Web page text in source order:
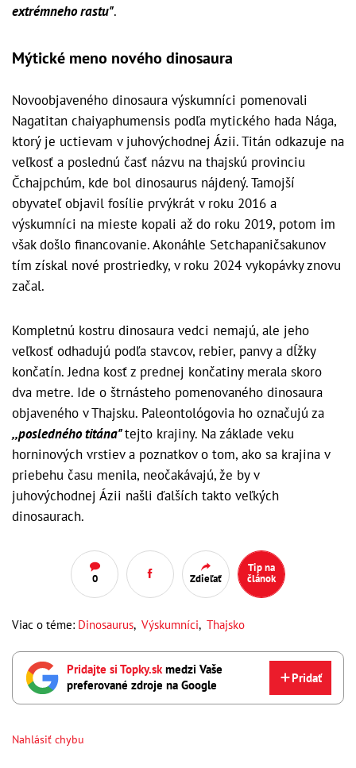
extrémneho rastu".
Mýtické meno nového dinosaura
Novoobjaveného dinosaura výskumníci pomenovali
Nagatitan chaiyaphumensis podľa mytického hada Nága,
ktorý je uctievam v juhovýchodnej Ázii. Titán odkazuje na
veľkosť a poslednú časť názvu na thajskú provinciu
Čchajpchúm, kde bol dinosaurus nájdený. Tamojší
obyvateľ objavil fosílie prvýkrát v roku 2016 a
výskumníci na mieste kopali až do roku 2019, potom im
však došlo financovanie. Akonáhle Setchapaničsakunov
tím získal nové prostriedky, v roku 2024 vykopávky znovu
začal.
Kompletnú kostru dinosaura vedci nemajú, ale jeho
veľkosť odhadujú podľa stavcov, rebier, panvy a dĺžky
končatín. Jedna kosť z prednej končatiny merala skoro
dva metre. Ide o štrnásteho pomenovaného dinosaura
objaveného v Thajsku. Paleontológovia ho označujú za
,,posledného titána"tejto krajiny. Na základe veku
horninových vrstiev a poznatkov o tom, ako sa krajina v
priebehu času menila, neočakávajú, že by v
juhovýchodnej Ázii našli ďalších takto veľkých
dinosaurach.
0 Zdieľať
Tip na
článok
Viac o téme: Dinosaurus, Výskumníci, Thajsko
Pridajte si Topky.skmedzi Vaše
preferované zdroje na Google
Pridať
Nahlásiť chybu